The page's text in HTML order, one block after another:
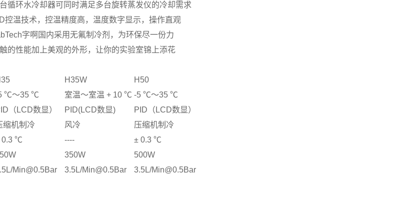
环水冷却器可同时满足多台旋转蒸发仪的冷却需求
温技术，控温精度高，温度数字显示，操作直观
字啊国内采用无氟制冷剂，为环保尽一份力
性能加上美观的外形，让你的实验室锦上添花
H35W
H50
℃～35 ℃ 室温～室温 + 10 ℃ -5 ℃～35 ℃
（ LCD数显） PID(LCD数显) PID （ LCD数显）
缩机制冷 风冷
压缩机制冷
0.3 ℃ ---- ± 0.3 ℃
350W
500W
Min@0.5Bar 3.5L/Min@0.5Bar 3.5L/Min@0.5Bar